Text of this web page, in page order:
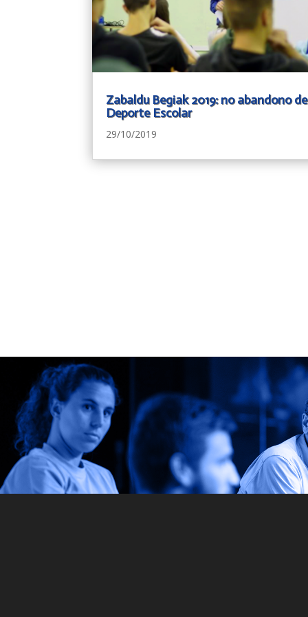
Zabaldu Begiak 2019: no abandono
Deporte Escolar
29/10/2019